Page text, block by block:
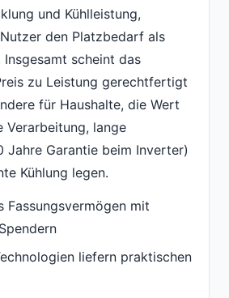
und Kühlleistung,
den Platzbedarf als
Insgesamt scheint das
zu Leistung gerechtfertigt
für Haushalte, die Wert
lange
Jahre Garantie beim Inverter)
Kühlung legen.
Fassungsvermögen mit
liefern praktischen